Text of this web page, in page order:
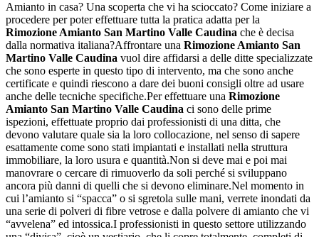
Amianto in casa? Una scoperta che vi ha scioccato? Come iniziare a
procedere per poter effettuare tutta la pratica adatta per la
Rimozione Amianto San Martino Valle Caudina che è decisa
dalla normativa italiana?Affrontare una Rimozione Amianto San
Martino Valle Caudina vuol dire affidarsi a delle ditte specializzate
che sono esperte in questo tipo di intervento, ma che sono anche
certificate e quindi riescono a dare dei buoni consigli oltre ad usare
anche delle tecniche specifiche.Per effettuare una Rimozione
Amianto San Martino Valle Caudina ci sono delle prime
ispezioni, effettuate proprio dai professionisti di una ditta, che
devono valutare quale sia la loro collocazione, nel senso di sapere
esattamente come sono stati impiantati e installati nella struttura
immobiliare, la loro usura e quantità.Non si deve mai e poi mai
manovrare o cercare di rimuoverlo da soli perché si sviluppano
ancora più danni di quelli che si devono eliminare.Nel momento in
cui l’amianto si “spacca” o si sgretola sulle mani, verrete inondati da
una serie di polveri di fibre vetrose e dalla polvere di amianto che vi
“avvelena” ed intossica.I professionisti in questo settore utilizzando